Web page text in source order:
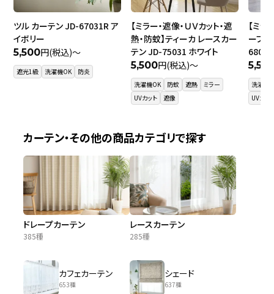
ツル カーテン JD-67031R ア
イボリー
5,500円(税込)～
遮光1級 洗濯機OK 防炎
【ミラー・遮像・ＵＶカット・遮
熱・防蚊】ティーカ レースカー
テン JD-75031 ホワイト
5,500円(税込)～
洗濯機OK 防蚊 遮熱
ミラー
UVカット
遮像
【ミラ
ーブ
洗濯機
UVカッ
カーテン・その他の商品カテゴリで探す
ドレープカーテン
385種
レースカーテン
285種
カフェカーテン
653種
シェード
637種